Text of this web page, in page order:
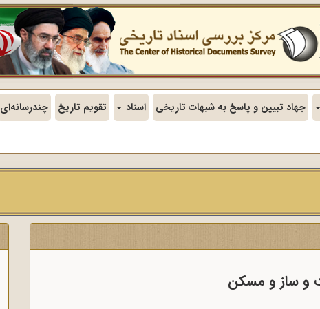
جهاد تبیین و پاسخ به شبهات تاریخی اسناد تقویم تاریخ چندرسانه‌ای
و ساز و مسکن